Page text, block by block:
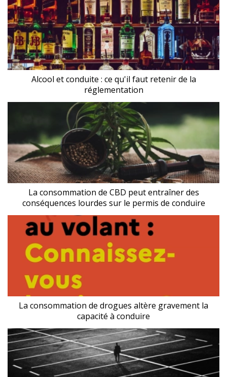
Alcool et conduite : ce qu'il faut retenir de la
réglementation
La consommation de CBD peut entraîner des
conséquences lourdes sur le permis de conduire
La consommation de drogues altère gravement la
capacité à conduire